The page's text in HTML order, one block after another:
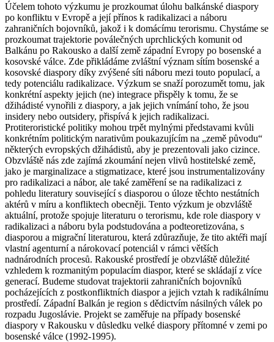
Účelem tohoto výzkumu je prozkoumat úlohu balkánské diaspory
po konfliktu v Evropě a její přínos k radikalizaci a náboru
zahraničních bojovníků, jakož i k domácímu terorismu. Chystáme se
prozkoumat trajektorie poválečných uprchlických komunit od
Balkánu po Rakousko a další země západní Evropy po bosenské a
kosovské válce. Zde přikládáme zvláštní význam sítím bosenské a
kosovské diaspory díky zvýšené síti náboru mezi touto populací, a
tedy potenciálu radikalizace. Výzkum se snaží porozumět tomu, jak
konkrétní aspekty jejich (ne) integrace přispěly k tomu, že se
džihádisté vynořili z diaspory, a jak jejich vnímání toho, že jsou
insidery nebo outsidery, přispívá k jejich radikalizaci.
Protiteroristické politiky mohou trpět mylnými představami kvůli
konkrétním politickým narativům poukazujícím na „země původu“
některých evropských džihádistů, aby je prezentovali jako cizince.
Obzvláště nás zde zajímá zkoumání nejen vlivů hostitelské země,
jako je marginalizace a stigmatizace, které jsou instrumentalizovány
pro radikalizaci a nábor, ale také zaměření se na radikalizaci z
pohledu literatury související s diasporou o úloze těchto nestátních
aktérů v míru a konfliktech obecněji. Tento výzkum je obzvláště
aktuální, protože spojuje literaturu o terorismu, kde role diaspory v
radikalizaci a náboru byla podstudována a podteoretizována, s
diasporou a migrační literaturou, která zdůrazňuje, že tito aktéři mají
vlastní agenturní a nárokovací potenciál v rámci větších
nadnárodních procesů. Rakouské prostředí je obzvláště důležité
vzhledem k rozmanitým populacím diaspor, které se skládají z více
generací. Budeme studovat trajektorii zahraničních bojovníků
pocházejících z postkonfliktních diaspor a jejich vztah k radikálnímu
prostředí. Západní Balkán je region s dědictvím násilných válek po
rozpadu Jugoslávie. Projekt se zaměřuje na případy bosenské
diaspory v Rakousku v důsledku velké diaspory přítomné v zemi po
bosenské válce (1992-1995).